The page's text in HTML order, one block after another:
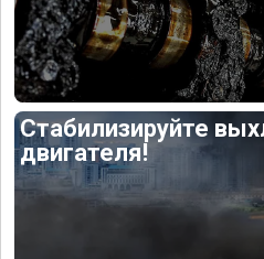
Стабилизируйте
двигателя!